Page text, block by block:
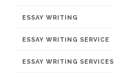
ESSAY WRITING
ESSAY WRITING SERVICE
ESSAY WRITING SERVICES